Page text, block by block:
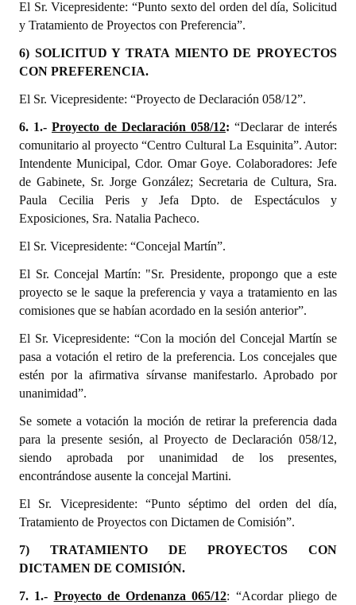
El Sr. Vicepresidente: “Punto sexto del orden del día, Solicitud
y Tratamiento de Proyectos con Preferencia”.
6) SOLICITUD Y TRATA MIENTO DE PROYECTOS
CON PREFERENCIA.
El Sr. Vicepresidente: “Proyecto de Declaración 058/12”.
6. 1.- Proyecto de Declaración 058/12: “Declarar de interés
comunitario al proyecto “Centro Cultural La Esquinita”. Autor:
Intendente Municipal, Cdor. Omar Goye. Colaboradores: Jefe
de Gabinete, Sr. Jorge González; Secretaria de Cultura, Sra.
Paula Cecilia Peris y Jefa Dpto. de Espectáculos y
Exposiciones, Sra. Natalia Pacheco.
El Sr. Vicepresidente: “Concejal Martín”.
El Sr. Concejal Martín: "Sr. Presidente, propongo que a este
proyecto se le saque la preferencia y vaya a tratamiento en las
comisiones que se habían acordado en la sesión anterior”.
El Sr. Vicepresidente: “Con la moción del Concejal Martín se
pasa a votación el retiro de la preferencia. Los concejales que
estén por la afirmativa sírvanse manifestarlo. Aprobado por
unanimidad”.
Se somete a votación la moción de retirar la preferencia dada
para la presente sesión, al Proyecto de Declaración 058/12,
siendo aprobada por unanimidad de los presentes,
encontrándose ausente la concejal Martini.
El Sr. Vicepresidente: “Punto séptimo del orden del día,
Tratamiento de Proyectos con Dictamen de Comisión”.
7) TRATAMIENTO DE PROYECTOS CON
DICTAMEN DE COMISIÓN.
7. 1.- Proyecto de Ordenanza 065/12: “Acordar pliego de